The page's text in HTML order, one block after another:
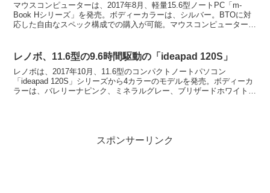
マウスコンピューターは、2017年8月、軽量15.6型ノートPC「m-
Book Hシリーズ」を発売。ボディーカラーは、シルバー。BTOに対
応した自由なスペック構成での購入が可能。マウスコンピューター、
レノボ、11.6型の9.6時間駆動の「ideapad 120S」
レノボは、2017年10月、11.6型のコンパクトノートパソコン
「ideapad 120S」シリーズから4カラーのモデルを発売。ボディーカ
ラーは、バレリーナピンク、ミネラルグレー、ブリザードホワイト、
スポンサーリンク